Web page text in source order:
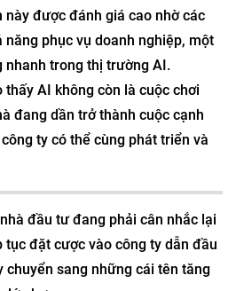
này được đánh giá cao nhờ các
phục vụ doanh nghiệp, một
nhanh trong thị trường AI.
thấy AI không còn là cuộc chơi
đang dần trở thành cuộc cạnh
ty có thể cùng phát triển và
đầu tư đang phải cân nhắc lại
đặt cược vào công ty dẫn đầu
chuyển sang những cái tên tăng